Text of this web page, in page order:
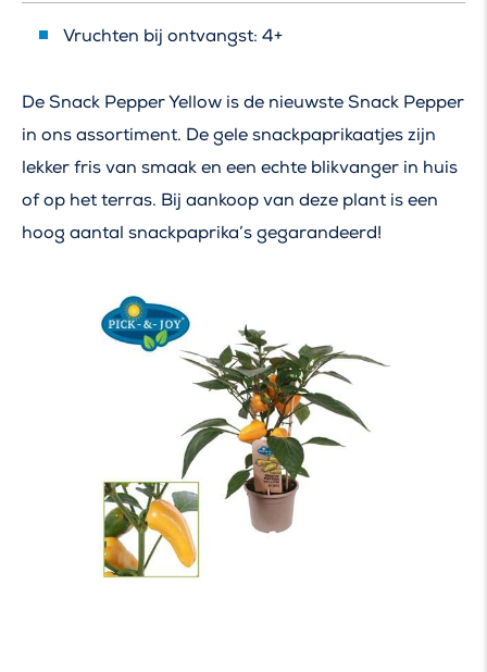
Vruchten bij ontvangst: 4+
De Snack Pepper Yellow is de nieuwste Snack Pepper
in ons assortiment. De gele snackpaprikaatjes zijn
lekker fris van smaak en een echte blikvanger in huis
of op het terras. Bij aankoop van deze plant is een
hoog aantal snackpaprika’s gegarandeerd!